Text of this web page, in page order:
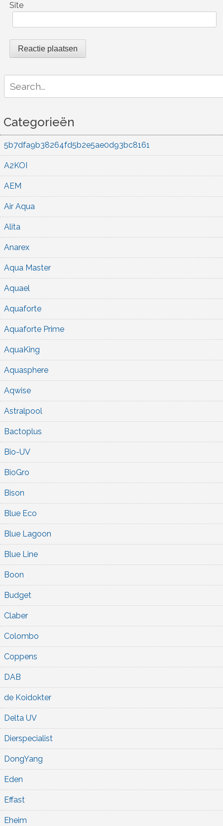
Site
for:
Categorieën
5b7dfa9b38264fd5b2e5ae0d93bc8161
A2KOI
AEM
Air Aqua
Alita
Anarex
Aqua Master
Aquael
Aquaforte
Aquaforte Prime
AquaKing
Aquasphere
Aqwise
Astralpool
Bactoplus
Bio-UV
BioGro
Bison
Blue Eco
Blue Lagoon
Blue Line
Boon
Budget
Claber
Colombo
Coppens
DAB
de Koidokter
Delta UV
Dierspecialist
DongYang
Eden
Effast
Eheim